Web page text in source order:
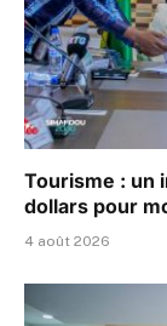
Tourisme : un
dollars pour
4 août 2026